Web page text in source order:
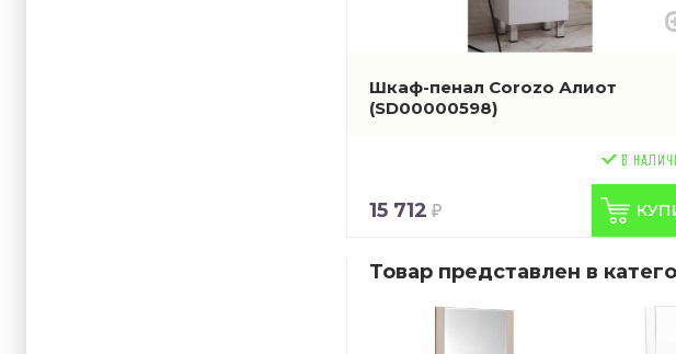
Шкаф-пенал Corozo Алиот
(SD00000598)
15 712
Товар представлен в